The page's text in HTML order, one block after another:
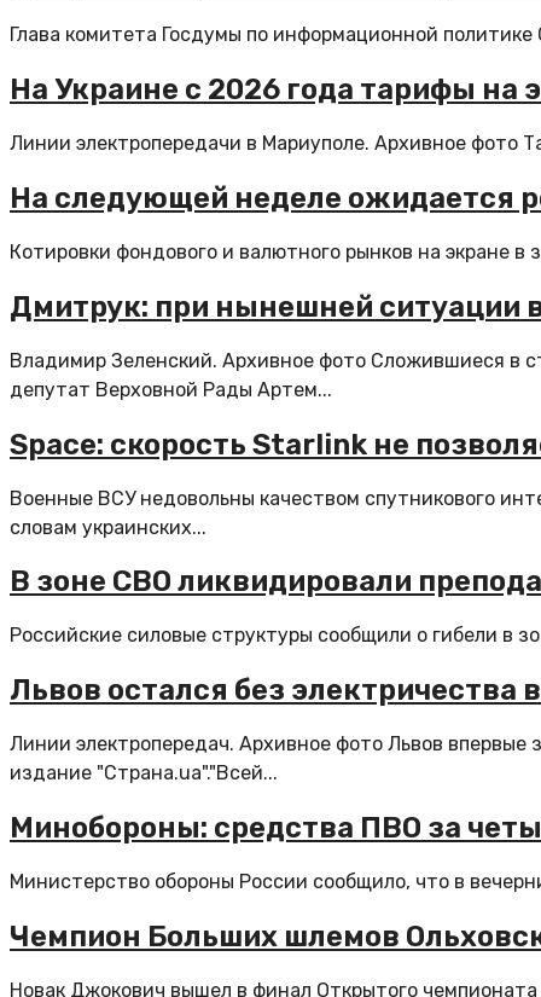
Глава комитета Госдумы по информационной
На Украине с 2026 года тарифы на
Линии электропередачи в Мариуполе. Архивное фото
На следующей неделе ожидается
Котировки фондового и валютного рынков на экране
Дмитрук: при нынешней ситуации
Владимир Зеленский. Архивное фото Сложившиеся в
депутат Верховной Рады Артем...
Space: скорость Starlink не
Военные ВСУ недовольны качеством спутникового
словам украинских...
В зоне СВО ликвидировали
Российские силовые структуры сообщили о гибели в
Львов остался без электричества
Линии электропередач. Архивное фото Львов
издание "Страна.ua"."Всей...
Минобороны: средства ПВО за
Министерство обороны России сообщило, что в
Чемпион Больших шлемов
Новак Джокович вышел в финал Открытого